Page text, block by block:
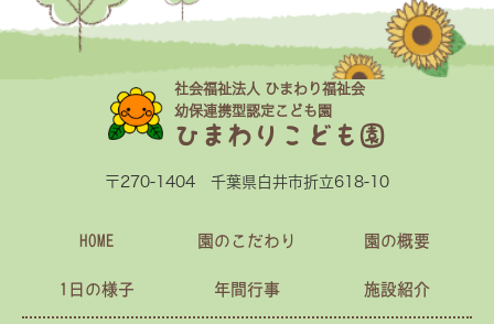
社会福祉法人 ひまわり福祉会
幼保連携型認定こども園
ひまわりこども園
〒270-1404 千葉県白井市折立618-10
HOME 園のこだわり 園の概要
1日の様子 年間行事 施設紹介